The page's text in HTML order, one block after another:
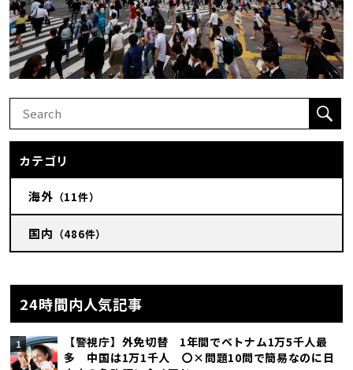
24時間内人気記事
【警視庁】外免切替 1年間でベトナム1万5千人最
多 中国は1万1千人 〇×問題10問で簡易なのに日
カテゴリ
海外 （11件）
国内 （486件）